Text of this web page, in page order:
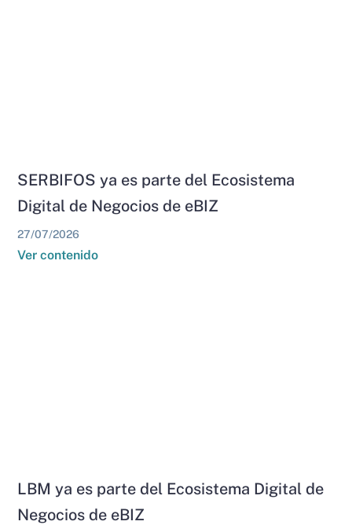
SERBIFOS ya es parte del Ecosistema
Digital de Negocios de eBIZ
27/07/2026
Ver contenido
LBM ya es parte del Ecosistema Digital de
Negocios de eBIZ